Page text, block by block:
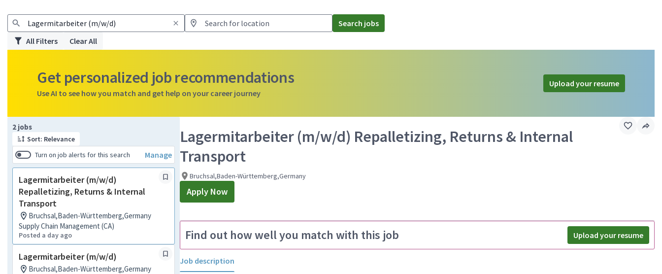
Search jobs
All Filters
Clear All
Get personalized job recommendations
Use AI to see how you match and get help on your career journey
Upload your resume
2 jobs
Sort: Relevance
Turn on job alerts for this search
Manage
Lagermitarbeiter (m/w/d)
Repalletizing, Returns & Internal
Transport
Bruchsal,Baden-Württemberg,Germany
Supply Chain Management (CA)
Posted a day ago
Lagermitarbeiter (m/w/d)
Bruchsal,Baden-Württemberg,Germany
Page 1 of 1
Lagermitarbeiter (m/w/d) Repalletizing, Returns & Internal
Transport
Bruchsal,Baden-Württemberg,Germany
Apply Now
Find out how well you match with this job Upload your resume
Job description